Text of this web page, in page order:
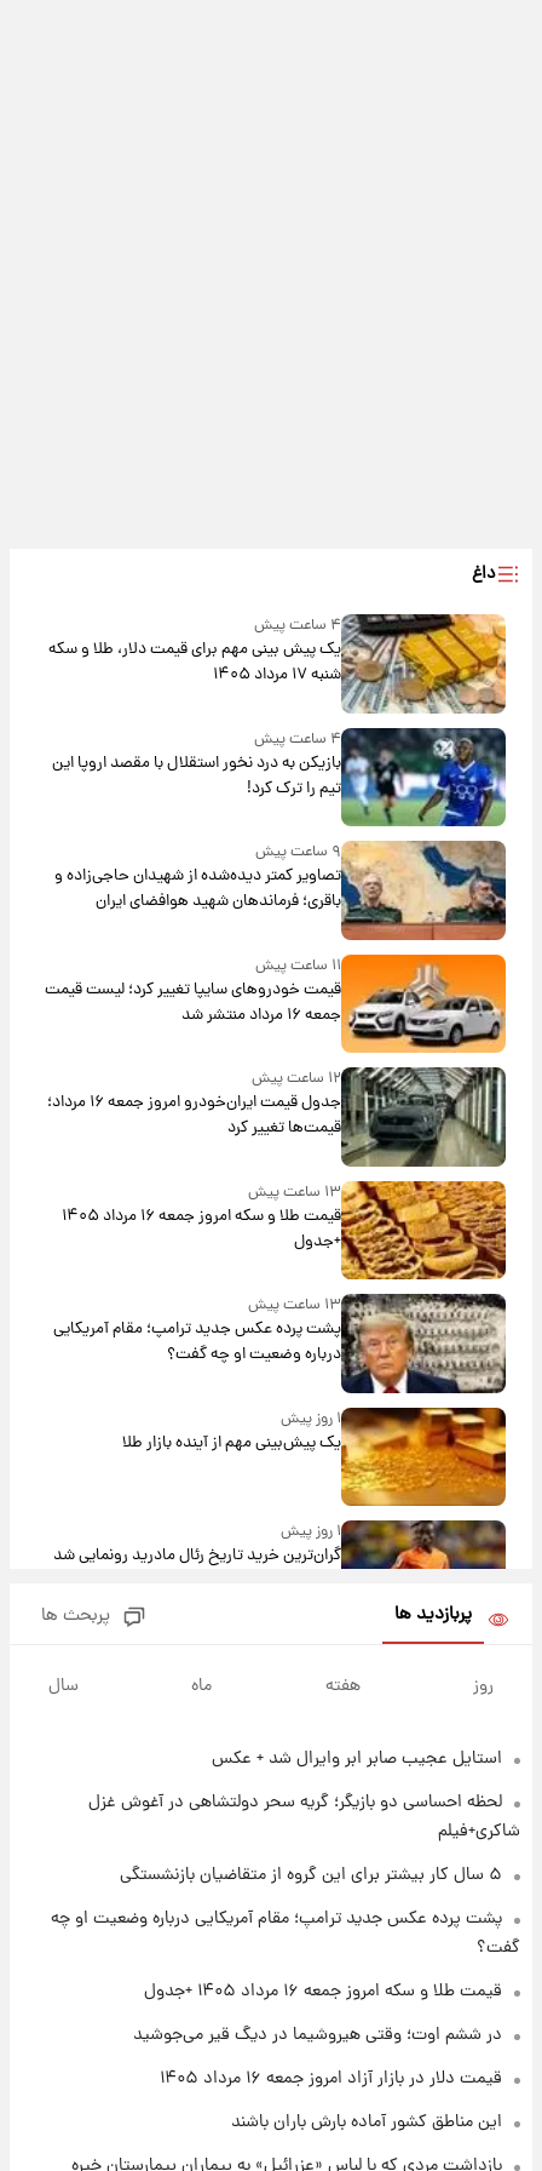
داغ
۴ ساعت پیش
یک پیش ‌بینی مهم برای قیمت دلار، طلا و سکه
شنبه ۱۷ مرداد ۱۴۰۵
۴ ساعت پیش
بازیکن به درد نخور استقلال با مقصد اروپا این
تیم را ترک کرد!
۹ ساعت پیش
تصاویر کمتر دیده‌شده از شهیدان حاجی‌زاده و
باقری؛ فرماندهان شهید هوافضای ایران
۱۱ ساعت پیش
قیمت خودروهای سایپا تغییر کرد؛ لیست قیمت
جمعه ۱۶ مرداد منتشر شد
۱۲ ساعت پیش
جدول قیمت ایران‌خودرو امروز جمعه ۱۶ مرداد؛
قیمت‌ها تغییر کرد
۱۳ ساعت پیش
قیمت طلا و سکه امروز جمعه ۱۶ مرداد ۱۴۰۵
+جدول
۱۳ ساعت پیش
پشت پرده عکس جدید ترامپ؛ مقام آمریکایی
درباره وضعیت او چه گفت؟
۱ روز پیش
یک پیش‌بینی مهم از آینده بازار طلا
۱ روز پیش
گران‌ترین خرید تاریخ رئال مادرید رونمایی شد
روزها پربارش‌تر خواهند بود؟
۱ روز پیش
شد؛ تیکدری، محبی و سرگیف با اعداد ویژه
۱ روز پیش
شد+فیلم
۱ روز پیش
امروز پنجشنبه ۱۵ مرداد ۱۴۰۵ +جدول
قیمت طلا و سکه امروز پنجشنبه ۱۵ مرداد ۱۴۰۵
پربازدید ها پربحث ها
روز هفته ماه سال
استایل عجیب صابر ابر وایرال شد + عکس
لحظه احساسی دو بازیگر؛ گریه سحر دولتشاهی در آغوش غزل
شاکری+فیلم
۵ سال کار بیشتر برای این گروه از متقاضیان بازنشستگی
پشت پرده عکس جدید ترامپ؛ مقام آمریکایی درباره وضعیت او چه
گفت؟
قیمت طلا و سکه امروز جمعه ۱۶ مرداد ۱۴۰۵ +جدول
در ششم اوت؛ وقتی هیروشیما در دیگ قیر می‌جوشید
قیمت دلار در بازار آزاد امروز جمعه ۱۶ مرداد ۱۴۰۵
این مناطق کشور آماده بارش باران باشند